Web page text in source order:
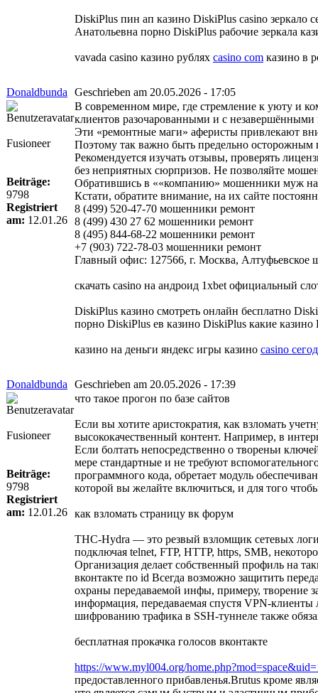
DiskiPlus пин ап казино DiskiPlus casino зеркало
Анатольевна порно DiskiPlus рабочие зеркала
vavada casino казино рублях casino com казино в
Donaldbunda Geschrieben am 20.05.2026 - 17:05
Fusioneer
Beiträge:
9798
Registriert
am: 12.01.26
В современном мире, где стремление к уюту и
клиентов разочарованными и с незавершёнными
Эти «ремонтные маги» аферисты привлекают
Поэтому так важно быть предельно
Рекомендуется изучать отзывы, проверять
без неприятных сюрпризов. Не позволяйте
Обратившись в ««компанию» мошенники муж на
Кстати, обратите внимание, на их сайте
8 (499) 520-47-70 мошенники ремонт
8 (499) 430 27 62 мошенники ремонт
8 (495) 844-68-22 мошенники ремонт
+7 (903) 722-78-03 мошенники ремонт
Главный офис: 127566, г. Москва, Алтуфьевское
скачать casino на андроид 1xbet официальный
DiskiPlus казино смотреть онлайн бесплатно
порно DiskiPlus ев казино DiskiPlus какие
казино на деньги яндекс игры казино casino
Donaldbunda Geschrieben am 20.05.2026 - 17:39
Fusioneer
Beiträge:
9798
Registriert
am: 12.01.26
что такое прогон по базе сайтов
Если вы хотите аристократия, как взломать
высококачественный контент. Например, в
Если болтать непосредственно о твореньи
мере стандартные и не требуют
программного кода, обретает модуль
которой вы желайте включиться, и для того
как взломать страницу вк форум
THC-Hydra — это резвый взломщик сетевых
подключая telnet, FTP, HTTP, https, SMB,
Организация делает собственный профиль на
вконтакте по id Всегда возможно защитить
охраны передаваемой инфы, примеру, творение
информация, передаваемая спустя VPN-
шифрованию трафика в SSH-туннеле также
бесплатная прокачка голосов вконтакте
https://www.myl004.org/
предоставленного прибавленья.Brutus кроме